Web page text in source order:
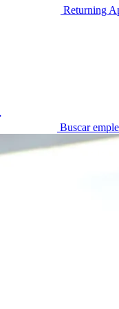
Returning
Buscar